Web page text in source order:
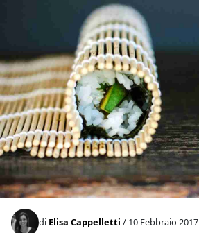
di Elisa Cappelletti / 10 Febbraio 2017